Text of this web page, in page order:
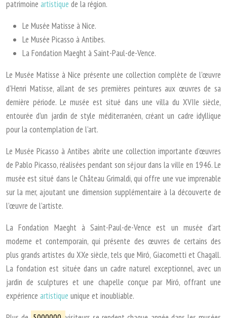
patrimoine artistique de la région.
Le Musée Matisse à Nice.
Le Musée Picasso à Antibes.
La Fondation Maeght à Saint-Paul-de-Vence.
Le Musée Matisse à Nice présente une collection complète de l’œuvre
d’Henri Matisse, allant de ses premières peintures aux œuvres de sa
dernière période. Le musée est situé dans une villa du XVIIe siècle,
entourée d’un jardin de style méditerranéen, créant un cadre idyllique
pour la contemplation de l’art.
Le Musée Picasso à Antibes abrite une collection importante d’œuvres
de Pablo Picasso, réalisées pendant son séjour dans la ville en 1946. Le
musée est situé dans le Château Grimaldi, qui offre une vue imprenable
sur la mer, ajoutant une dimension supplémentaire à la découverte de
l’œuvre de l’artiste.
La Fondation Maeght à Saint-Paul-de-Vence est un musée d’art
moderne et contemporain, qui présente des œuvres de certains des
plus grands artistes du XXe siècle, tels que Miró, Giacometti et Chagall.
La fondation est située dans un cadre naturel exceptionnel, avec un
jardin de sculptures et une chapelle conçue par Miró, offrant une
expérience artistique unique et inoubliable.